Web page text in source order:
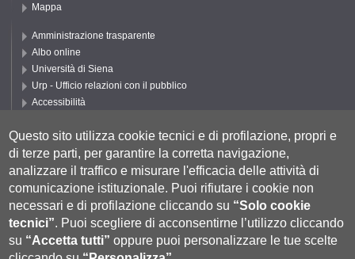
Mappa
Amministrazione trasparente
Albo online
Università di Siena
Urp - Ufficio relazioni con il pubblico
Accessibilità
Cookie settings
Segui UNISI
Questo sito utilizza cookie tecnici e di profilazione, propri e
di terze parti, per garantire la corretta navigazione,
analizzare il traffico e misurare l'efficacia delle attività di
comunicazione istituzionale. Puoi rifiutare i cookie non
necessari e di profilazione cliccando su “Solo cookie
tecnici”. Puoi scegliere di acconsentirne l’utilizzo cliccando
su “Accetta tutti” oppure puoi personalizzare le tue scelte